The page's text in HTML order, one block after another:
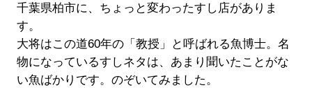
千葉県柏市に、ちょっと変わったすし店がありま
す。
大将はこの道60年の「教授」と呼ばれる魚博士。名
物になっているすしネタは、あまり聞いたことがな
い魚ばかりです。のぞいてみました。